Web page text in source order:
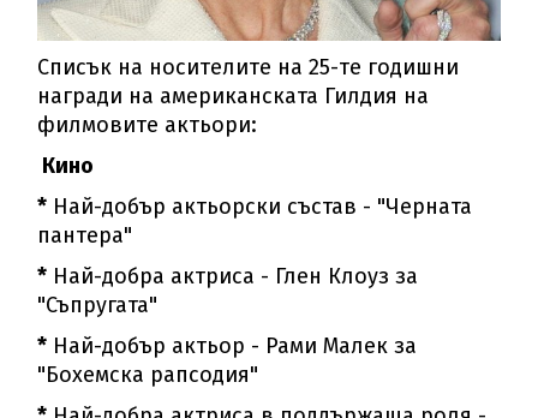
Списък на носителите на 25-те годишни
награди на американската Гилдия на
филмовите актьори:
Кино
* Най-добър актьорски състав - "Черната
пантера"
* Най-добра актриса - Глен Клоуз за
"Съпругата"
* Най-добър актьор - Рами Малек за
"Бохемска рапсодия"